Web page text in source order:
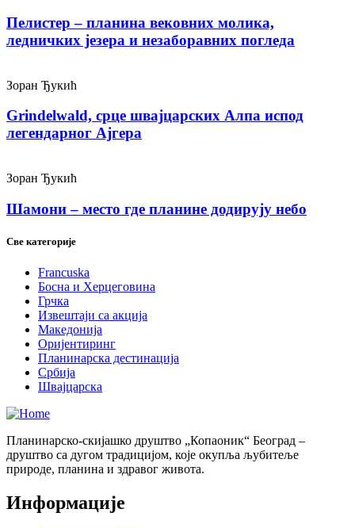
Пелистер – планина вековних молика,
ледничких језера и незаборавних погледа
Зоран Ђукић
Grindelwald, срце швајцарских Алпа испод
легендарног Ајгера
Зоран Ђукић
Шамони – место где планине додирују небо
Све категорије
Francuska
Босна и Херцеговина
Грчка
Извештаји са акција
Македонија
Оријентиринг
Планинарска дестинација
Србија
Швајцарска
Планинарско-скијашко друштво „Копаоник“ Београд –
друштво са дугом традицијом, које окупља љубитеље
природе, планина и здравог живота.
Информације